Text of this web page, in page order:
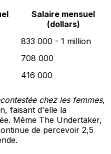
Salaire mensuel
(dollars)
833 000 - 1 million
708 000
416 000
chez les femmes,
faisant d'elle la
Même The Undertaker,
de percevoir 2,5